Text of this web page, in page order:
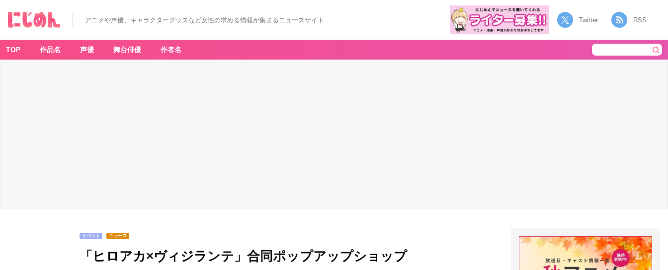
アニメや声優、キャラクターグッズなど女性の求める情報が集まるニュースサイト Twitter RSS
TOP 作品名 声優 舞台俳優 作者名
イベント ニュース
「ヒロアカ×ヴィジランテ」合同ポップアップショップ